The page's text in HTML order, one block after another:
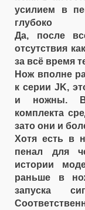
усилием в
глубоко
Да, после
отсутствия
за всё время
Нож вполне
к серии JK,
и ножны. В
комплекта
зато они и
Хотя есть в
пенал для
истории
раньше в
запуска